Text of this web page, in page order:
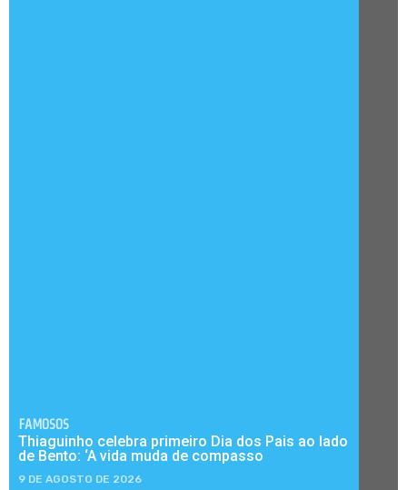
FAMOSOS
Thiaguinho celebra primeiro Dia dos Pais ao lado
de Bento: ‘A vida muda de compasso
9 DE AGOSTO DE 2026